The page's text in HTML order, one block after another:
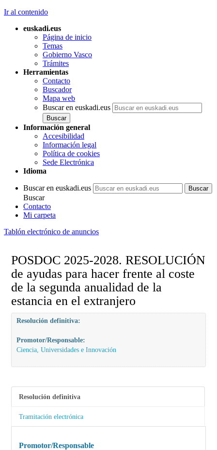
Ir al contenido
euskadi.eus
Página de inicio
Temas
Gobierno Vasco
Trámites
Herramientas
Contacto
Buscador
Mapa web
Buscar en euskadi.eus
Información general
Accesibilidad
Información legal
Política de cookies
Sede Electrónica
Idioma
Buscar en euskadi.eus
Buscar
Contacto
Mi carpeta
Tablón electrónico de anuncios
POSDOC 2025-2028. RESOLUCIÓN
de ayudas para hacer frente al coste
de la segunda anualidad de la
estancia en el extranjero
Resolución definitiva:
Promotor/Responsable:
Ciencia, Universidades e Innovación
Resolución definitiva
Tramitación electrónica
Promotor/Responsable